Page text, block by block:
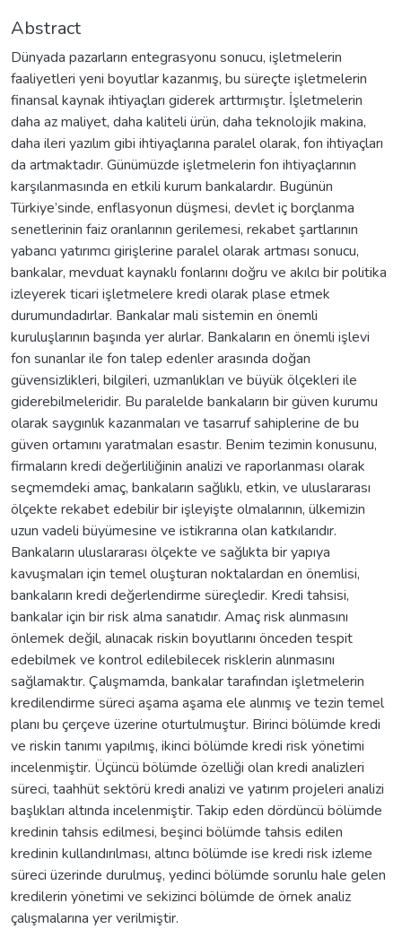
Abstract
Dünyada pazarların entegrasyonu sonucu, işletmelerin
faaliyetleri yeni boyutlar kazanmış, bu süreçte işletmelerin
finansal kaynak ihtiyaçları giderek arttırmıştır. İşletmelerin
daha az maliyet, daha kaliteli ürün, daha teknolojik makina,
daha ileri yazılım gibi ihtiyaçlarına paralel olarak, fon ihtiyaçları
da artmaktadır. Günümüzde işletmelerin fon ihtiyaçlarının
karşılanmasında en etkili kurum bankalardır. Bugünün
Türkiye’sinde, enflasyonun düşmesi, devlet iç borçlanma
senetlerinin faiz oranlarının gerilemesi, rekabet şartlarının
yabancı yatırımcı girişlerine paralel olarak artması sonucu,
bankalar, mevduat kaynaklı fonlarını doğru ve akılcı bir politika
izleyerek ticari işletmelere kredi olarak plase etmek
durumundadırlar. Bankalar mali sistemin en önemli
kuruluşlarının başında yer alırlar. Bankaların en önemli işlevi
fon sunanlar ile fon talep edenler arasında doğan
güvensizlikleri, bilgileri, uzmanlıkları ve büyük ölçekleri ile
giderebilmeleridir. Bu paralelde bankaların bir güven kurumu
olarak saygınlık kazanmaları ve tasarruf sahiplerine de bu
güven ortamını yaratmaları esastır. Benim tezimin konusunu,
firmaların kredi değerliliğinin analizi ve raporlanması olarak
seçmemdeki amaç, bankaların sağlıklı, etkin, ve uluslararası
ölçekte rekabet edebilir bir işleyişte olmalarının, ülkemizin
uzun vadeli büyümesine ve istikrarına olan katkılarıdır.
Bankaların uluslararası ölçekte ve sağlıkta bir yapıya
kavuşmaları için temel oluşturan noktalardan en önemlisi,
bankaların kredi değerlendirme süreçledir. Kredi tahsisi,
bankalar için bir risk alma sanatıdır. Amaç risk alınmasını
önlemek değil, alınacak riskin boyutlarını önceden tespit
edebilmek ve kontrol edilebilecek risklerin alınmasını
sağlamaktır. Çalışmamda, bankalar tarafından işletmelerin
kredilendirme süreci aşama aşama ele alınmış ve tezin temel
planı bu çerçeve üzerine oturtulmuştur. Birinci bölümde kredi
ve riskin tanımı yapılmış, ikinci bölümde kredi risk yönetimi
incelenmiştir. Üçüncü bölümde özelliği olan kredi analizleri
süreci, taahhüt sektörü kredi analizi ve yatırım projeleri analizi
başlıkları altında incelenmiştir. Takip eden dördüncü bölümde
kredinin tahsis edilmesi, beşinci bölümde tahsis edilen
kredinin kullandırılması, altıncı bölümde ise kredi risk izleme
süreci üzerinde durulmuş, yedinci bölümde sorunlu hale gelen
kredilerin yönetimi ve sekizinci bölümde de örnek analiz
çalışmalarına yer verilmiştir.